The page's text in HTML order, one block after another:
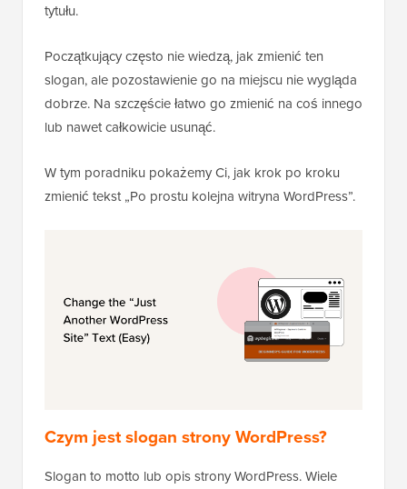
tytułu.
Początkujący często nie wiedzą, jak zmienić ten
slogan, ale pozostawienie go na miejscu nie wygląda
dobrze. Na szczęście łatwo go zmienić na coś innego
lub nawet całkowicie usunąć.
W tym poradniku pokażemy Ci, jak krok po kroku
zmienić tekst „Po prostu kolejna witryna WordPress”.
Czym jest slogan strony WordPress?
Slogan to motto lub opis strony WordPress. Wiele